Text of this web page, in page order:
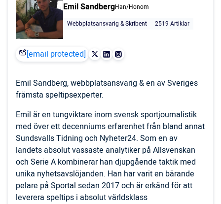
Emil SandbergHan/Honom
Webbplatsansvarig & Skribent
2519 Artiklar
[email protected]
Emil Sandberg, webbplatsansvarig & en av Sveriges
främsta speltipsexperter.
Emil är en tungviktare inom svensk sportjournalistik
med över ett decenniums erfarenhet från bland annat
Sundsvalls Tidning och Nyheter24. Som en av
landets absolut vassaste analytiker på Allsvenskan
och Serie A kombinerar han djupgående taktik med
unika nyhetsavslöjanden. Han har varit en bärande
pelare på Sportal sedan 2017 och är erkänd för att
leverera speltips i absolut världsklass